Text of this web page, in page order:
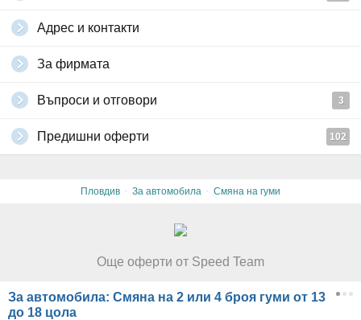
Адрес и контакти
За фирмата
Въпроси и отговори 3
Предишни оферти 102
Пловдив · За автомобила · Смяна на гуми
Още оферти от Speed Team
За автомобила: Смяна на 2 или 4 броя гуми от 13
до 18 цола